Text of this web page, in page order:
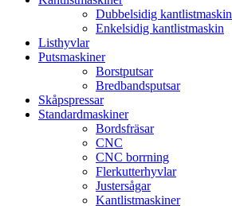
Dubbelsidig kantlistmaskin
Enkelsidig kantlistmaskin
Listhyvlar
Putsmaskiner
Borstputsar
Bredbandsputsar
Skåpspressar
Standardmaskiner
Bordsfräsar
CNC
CNC borrning
Flerkutterhyvlar
Justersågar
Kantlistmaskiner